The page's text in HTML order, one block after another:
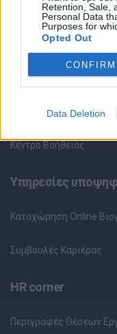
Retention, Sale,
Personal Data
Purposes for
Opted Out
CONFIRM
Data Deletion
Θέσεις εργασίας
Όλες οι Θέσεις Εργασίας
Θέσεις Εργασίας ανά
Θέσεις Εργασίας ανά
Κέντρο Βοήθειας
Υπηρεσίες
Καταχώρηση Online
Συμβουλές Καριέρας
HR corner
Περιγραφές Θέσεων